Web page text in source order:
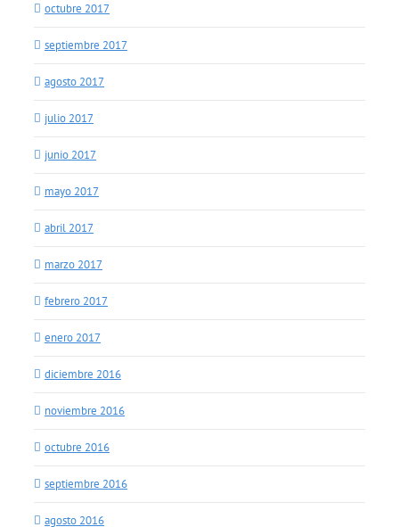
octubre 2017
septiembre 2017
agosto 2017
julio 2017
junio 2017
mayo 2017
abril 2017
marzo 2017
febrero 2017
enero 2017
diciembre 2016
noviembre 2016
octubre 2016
septiembre 2016
agosto 2016